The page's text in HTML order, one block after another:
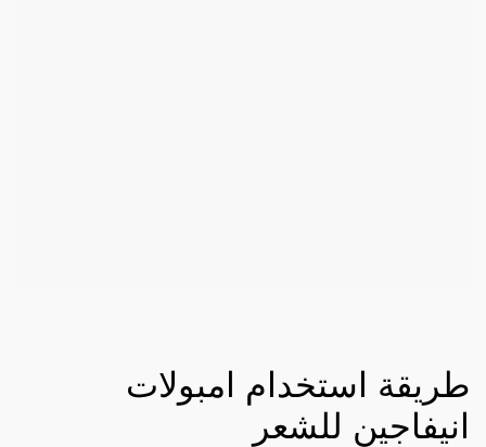
طريقة استخدام امبولات
انيفاجين للشعر